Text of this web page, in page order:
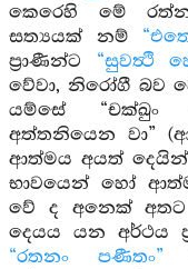
කෙරෙහි මේ
සත්‍යයක් නම්
ප්‍රාණීන්ට “සුවත්‍ථි
වේවා, නිරෝගී බව
යම්සේ
අත්තනියෙන වා”
ආත්මය අයත්
භාවයෙන් හෝ
වේ ද අනෙක්
දෙයය යන අර්ථය
“රතනං පණීතං”